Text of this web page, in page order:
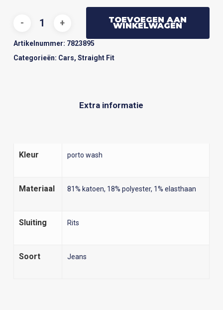
TOEVOEGEN AAN
WINKELWAGEN
Artikelnummer: 7823895
Categorieën: Cars, Straight Fit
Extra informatie
Kleur porto wash
Materiaal 81% katoen, 18% polyester, 1% elasthaan
Sluiting Rits
Soort Jeans